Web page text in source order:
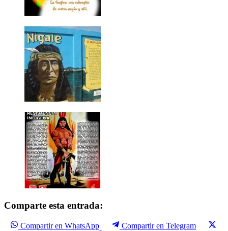
Comparte esta entrada:
Compartir en WhatsApp
Compartir en Telegram